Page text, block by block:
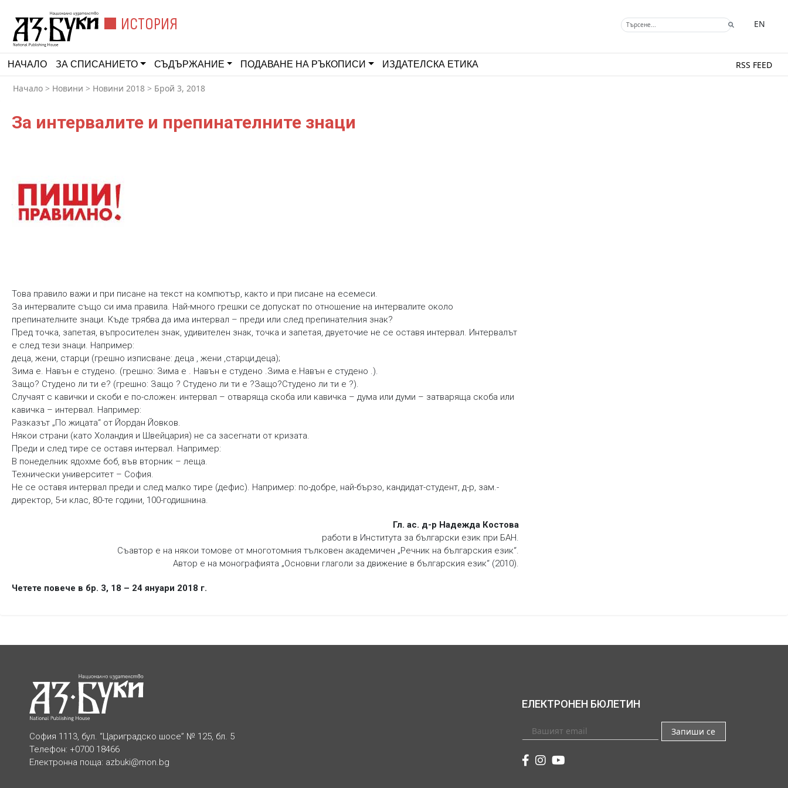
ИСТОРИЯ EN
НАЧАЛО ЗА СПИСАНИЕТО СЪДЪРЖАНИЕ ПОДАВАНЕ НА РЪКОПИСИ ИЗДАТЕЛСКА ЕТИКА RSS FEED
Начало > Новини > Новини 2018 > Брой 3, 2018
За интервалите и препинателните знаци
Това правило важи и при писане на текст на компютър, както и при писане на есемеси.
За интервалите също си има правила. Най-много грешки се допускат по отношение на интервалите около
препинателните знаци. Къде трябва да има интервал – преди или след препинателния знак?
Пред точка, запетая, въпросителен знак, удивителен знак, точка и запетая, двуеточие не се оставя интервал. Интервалът
е след тези знаци. Например:
деца, жени, старци (грешно изписване: деца , жени ,старци,деца);
Зима е. Навън е студено. (грешно: Зима е . Навън е студено .Зима е.Навън е студено .).
Защо? Студено ли ти е? (грешно: Защо ? Студено ли ти е ?Защо?Студено ли ти е ?).
Случаят с кавички и скоби е по-сложен: интервал – отваряща скоба или кавичка – дума или думи – затваряща скоба или
кавичка – интервал. Например:
Разказът „По жицата“ от Йордан Йовков.
Някои страни (като Холандия и Швейцария) не са засегнати от кризата.
Преди и след тире се оставя интервал. Например:
В понеделник ядохме боб, във вторник – леща.
Технически университет – София.
Не се оставя интервал преди и след малко тире (дефис). Например: по-добре, най-бързо, кандидат-студент, д-р, зам.-
директор, 5-и клас, 80-те години, 100-годишнина.
Гл. ас. д-р Надежда Костова
работи в Института за български език при БАН.
Съавтор е на някои томове от многотомния тълковен академичен „Речник на българския език“.
Автор е на монографията „Основни глаголи за движение в българския език“ (2010).
Четете повече в бр. 3, 18 – 24 януари 2018 г.
София 1113, бул. “Цариградско шосе” № 125, бл. 5
Телефон: +0700 18466
Електронна поща: azbuki@mon.bg
ЕЛЕКТРОНЕН БЮЛЕТИН
Запиши се